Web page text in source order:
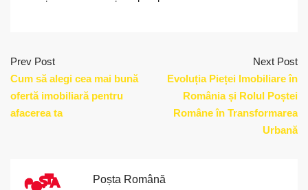
Prev Post
Cum să alegi cea mai bună
ofertă imobiliară pentru
afacerea ta
Next Post
Evoluția Pieței Imobiliare în
România și Rolul Poștei
Române în Transformarea
Urbană
Poșta Română